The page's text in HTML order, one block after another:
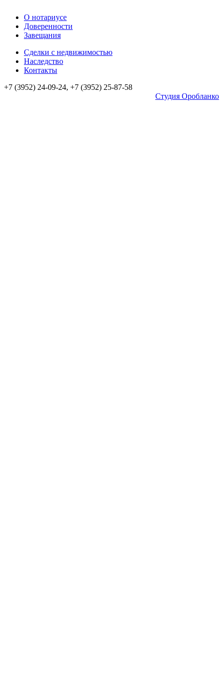
О нотариусе
Доверенности
Завещания
Сделки с недвижимостью
Наследство
Контакты
+7 (3952) 24-09-24, +7 (3952) 25-87-58
Студия Оробланко